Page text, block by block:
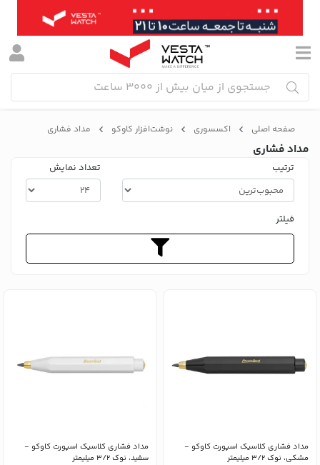
صفحه اصلی اکسسوری نوشت‌افزار کاوکو مداد فشاری
مداد فشاری
ترتیب تعداد نمایش
فیلتر
مداد فشاری کلاسیک اسپورت کاوکو -
مشکی، نوک 3/2 میلیمتر
مداد فشاری کلاسیک اسپورت کاوکو -
سفید، نوک 3/2 میلیمتر